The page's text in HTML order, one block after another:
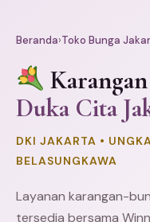
Beranda›Toko Bunga
Duka Cita
DKI JAKARTA •
BELASUNGKAWA
Layanan karangan-
tersedia bersama